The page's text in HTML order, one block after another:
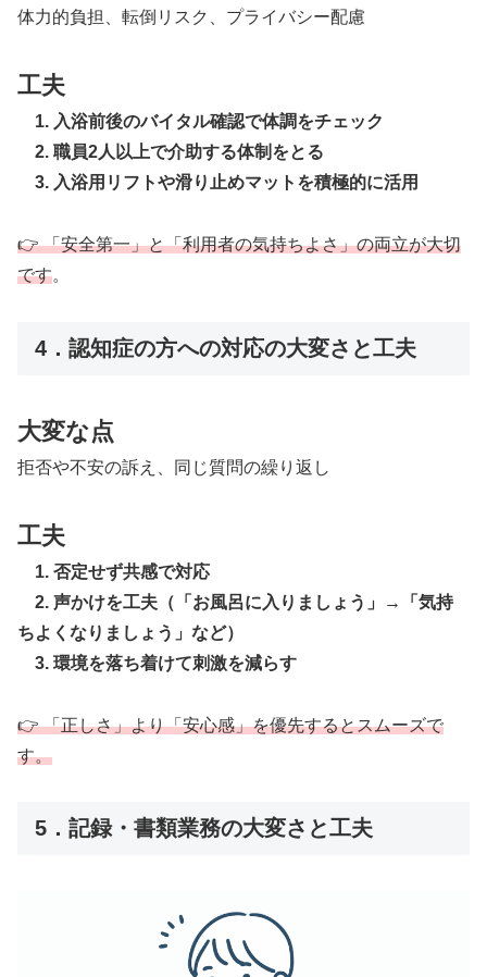
体力的負担、転倒リスク、プライバシー配慮
工夫
1. 入浴前後のバイタル確認で体調をチェック
2. 職員2人以上で介助する体制をとる
3. 入浴用リフトや滑り止めマットを積極的に活用
👉 「安全第一」と「利用者の気持ちよさ」の両立が大切
です。
4．認知症の方への対応の大変さと工夫
大変な点
拒否や不安の訴え、同じ質問の繰り返し
工夫
1. 否定せず共感で対応
2. 声かけを工夫（「お風呂に入りましょう」→「気持
ちよくなりましょう」など）
3. 環境を落ち着けて刺激を減らす
👉 「正しさ」より「安心感」を優先するとスムーズで
す。
5．記録・書類業務の大変さと工夫